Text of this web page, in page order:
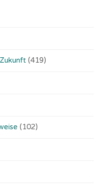
(419)
(102)